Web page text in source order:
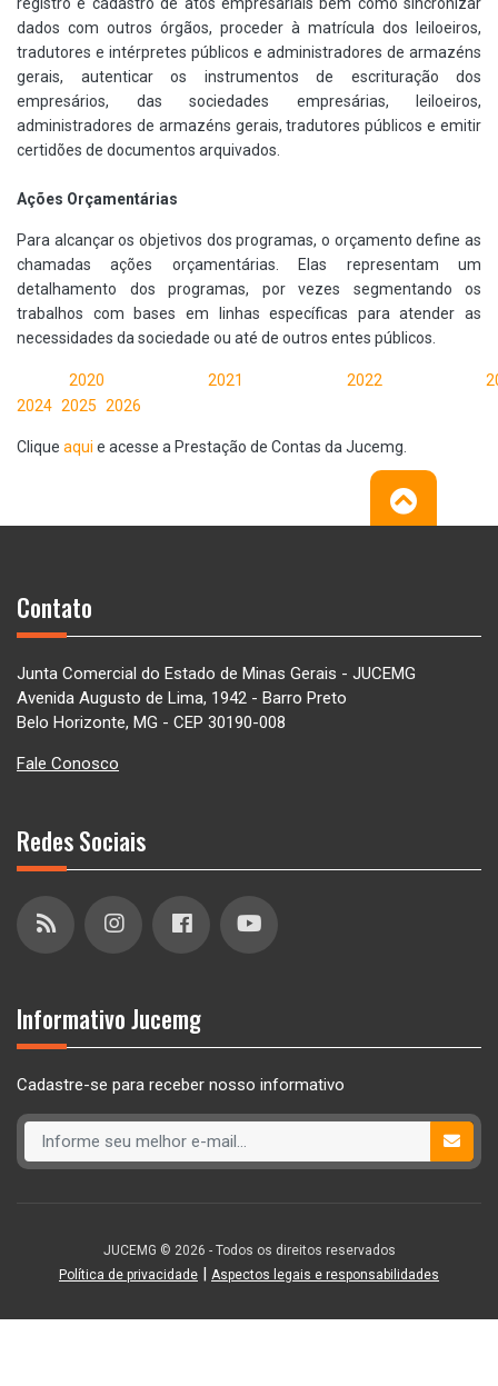
dados com outros órgãos, proceder à matrícula dos leiloeiros,
tradutores e intérpretes públicos e administradores de armazéns
gerais, autenticar os instrumentos de escrituração dos
empresários, das sociedades empresárias, leiloeiros,
administradores de armazéns gerais, tradutores públicos e emitir
certidões de documentos arquivados.
Ações Orçamentárias
Para alcançar os objetivos dos programas, o orçamento define as
chamadas ações orçamentárias. Elas representam um
detalhamento dos programas, por vezes segmentando os
trabalhos com bases em linhas específicas para atender as
necessidades da sociedade ou até de outros entes públicos.
2020 2021 2022
2024 2025 2026
Clique aqui e acesse a Prestação de Contas da Jucemg.
Contato
Junta Comercial do Estado de Minas Gerais - JUCEMG
Avenida Augusto de Lima, 1942 - Barro Preto
Belo Horizonte, MG - CEP 30190-008
Fale Conosco
Redes Sociais
Informativo Jucemg
Cadastre-se para receber nosso informativo
JUCEMG © 2026 - Todos os direitos reservados
Política de privacidade | Aspectos legais e responsabilidades